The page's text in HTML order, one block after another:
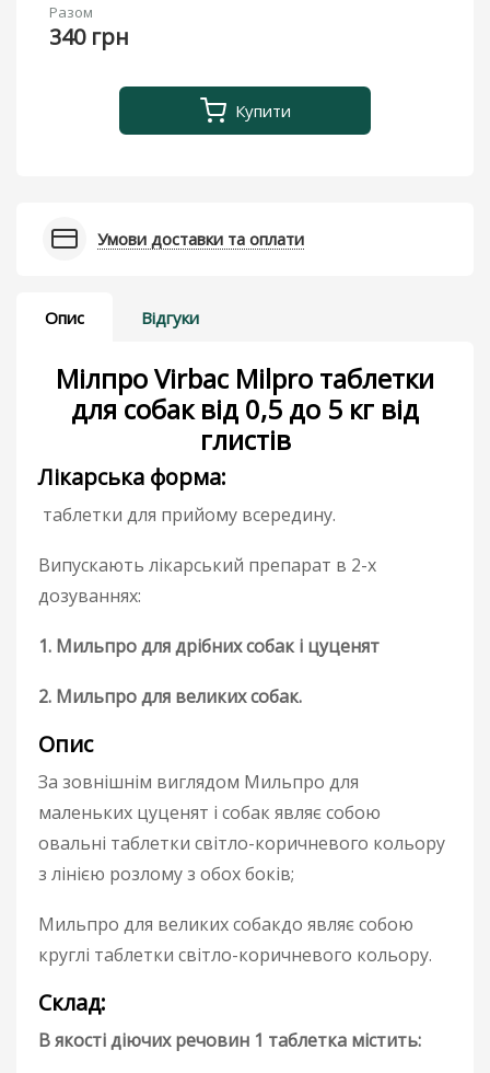
Разом
340 грн
Купити
Умови доставки та оплати
Опис Відгуки
Мілпро Virbac Milpro таблетки
для собак від 0,5 до 5 кг від
глистів
Лікарська форма:
таблетки для прийому всередину.
Випускають лікарський препарат в 2-х
дозуваннях:
1. Мильпро для дрібних собак і цуценят
2. Мильпро для великих собак.
Опис
За зовнішнім виглядом Мильпро для
маленьких цуценят і собак являє собою
овальні таблетки світло-коричневого кольору
з лінією розлому з обох боків;
Мильпро для великих собакдо являє собою
круглі таблетки світло-коричневого кольору.
Склад:
В якості діючих речовин 1 таблетка містить: